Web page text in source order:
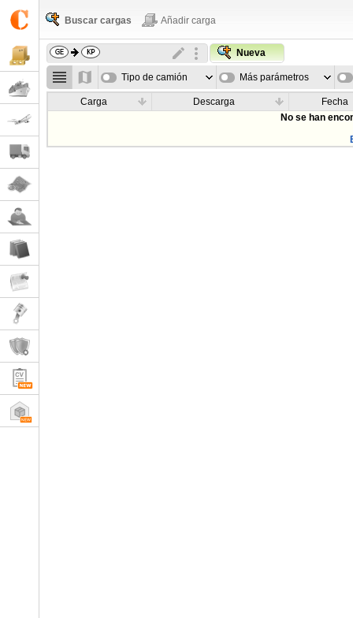
Buscar cargas Añadir carga
Nueva
Tipo de camión Más parámetros
Carga Descarga
Fecha
No se han